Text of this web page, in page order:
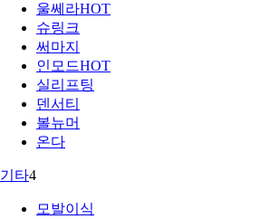
울쎄라HOT
슈링크
써마지
인모드HOT
실리프팅
덴서티
볼뉴머
온다
기타4
모발이식